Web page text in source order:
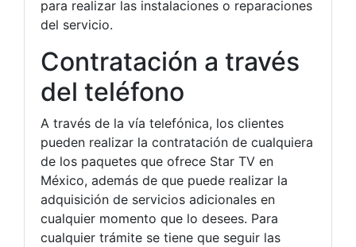
para realizar las instalaciones o reparaciones
del servicio.
Contratación a través
del teléfono
A través de la vía telefónica, los clientes
pueden realizar la contratación de cualquiera
de los paquetes que ofrece Star TV en
México, además de que puede realizar la
adquisición de servicios adicionales en
cualquier momento que lo desees. Para
cualquier trámite se tiene que seguir las